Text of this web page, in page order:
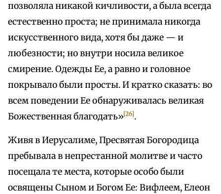
позволяла никакой кичливости, а была всегда
естественно проста; не принимала никогда
искусственного вида, хотя бы даже — и
любезности; но внутри носила великое
смирение. Одежды Ее, а равно и головное
покрывало были просты. И кратко сказать: во
всем поведении Ее обнаруживалась великая
Божественная благодать»[26].
Живя в Иерусалиме, Пресвятая Богородица
пребывала в непрестанной молитве и часто
посещала те места, которые особо были
освящены Сыном и Богом Ее: Вифлеем, Елеон